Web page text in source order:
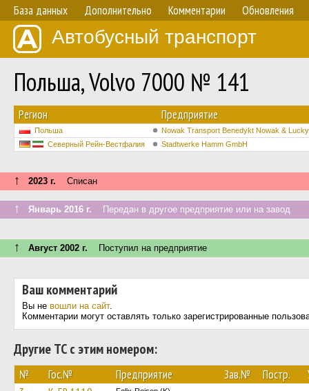
База данных Дополнительно Комментарии Обновления
Автобусный транспорт
Польша, Volvo 7000 № 141
Регион Предприятие
Польша
Nowak Transport Benedykt Nowak &
Северный Рейн-Вестфалия
Stadtwerke Hamm GmbH
↑ 2023 г. Списан
↑ Январь 2016 г. Передан в другое предприятие или на завод
↑ Август 2002 г. Поступил на предприятие
Ваш комментарий
Вы не вошли на сайт.
Комментарии могут оставлять только зарегистрированные
Другие ТС с этим номером:
№ Гос.№ Предприятие Зав.№ Постр.